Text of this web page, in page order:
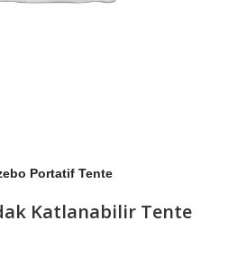
Portatif Tente
Katlanabilir Tente